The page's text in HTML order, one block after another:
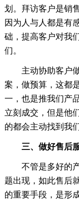
划。拜访客户是销
因为人与人都是有
础，提高客户对我
们。
主动协助客户做
案，做预算，这都
一，也是推我们产
立刻成交，但是他
的都会主动找到我们
三、做好售后
不管是多好的产
题出现，如此售后
的重要手段，是形